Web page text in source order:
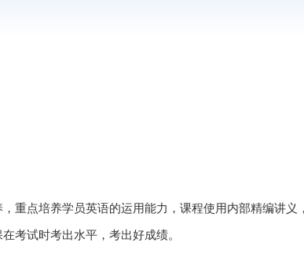
重点培养学员英语的运用能力，课程使用内部精编讲
考试时考出水平，考出好成绩。